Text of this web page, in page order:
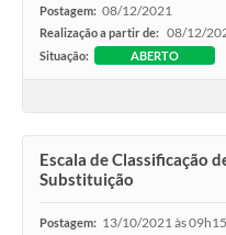
Postagem: 08/12/2021
Realização a partir de: 08/12/
Situação: ABERTO
Escala de Classificação
Substituição
Postagem: 13/10/2021 às 09h15